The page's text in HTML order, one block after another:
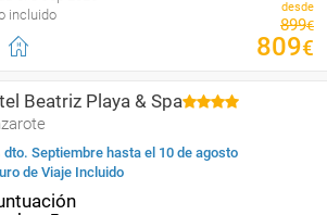
incluido
desde
899€
809€
Beatriz Playa & Spa
dto. Septiembre hasta el 10 de agosto
de Viaje Incluido